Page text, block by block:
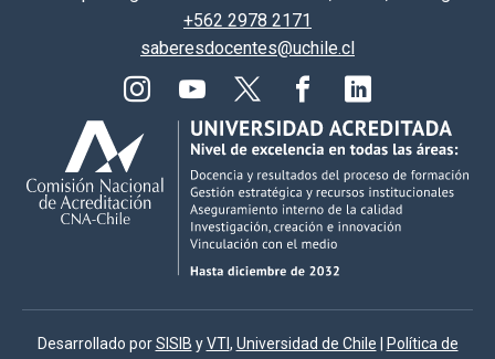
+562 2978 2171
saberesdocentes@uchile.cl
Desarrollado porSISIB yVTI, Universidad de Chile
Política de